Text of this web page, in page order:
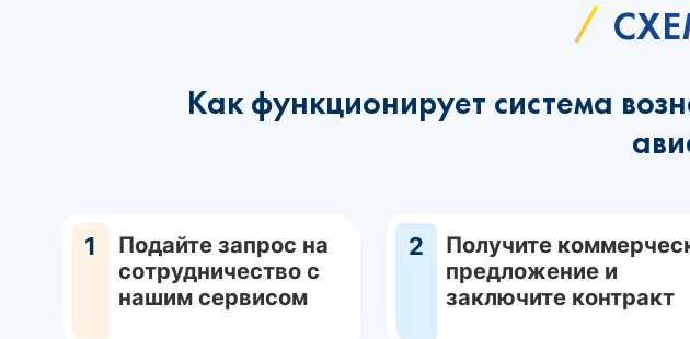
Как функционирует система
1
Подайте запрос на
сотрудничество с
нашим сервисом
2
Получите
предложение и
заключите контракт